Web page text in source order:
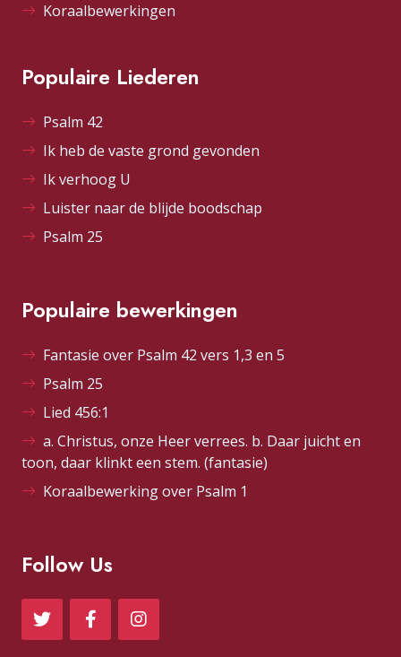
Koraalbewerkingen
Populaire Liederen
Psalm 42
Ik heb de vaste grond gevonden
Ik verhoog U
Luister naar de blijde boodschap
Psalm 25
Populaire bewerkingen
Fantasie over Psalm 42 vers 1,3 en 5
Psalm 25
Lied 456:1
a. Christus, onze Heer verrees. b. Daar juicht en
toon, daar klinkt een stem. (fantasie)
Koraalbewerking over Psalm 1
Follow Us